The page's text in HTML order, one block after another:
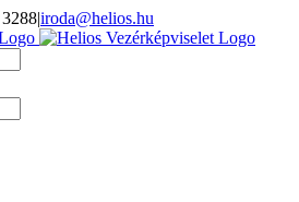
|iroda@helios.hu